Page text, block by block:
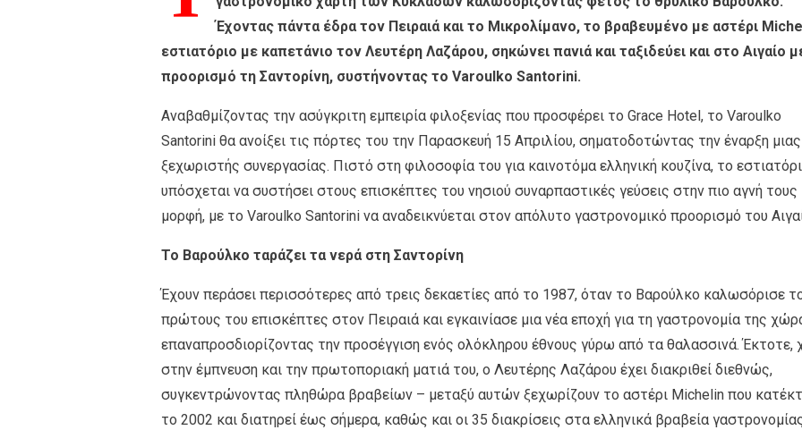
Έχοντας πάντα έδρα τον Πειραιά και το Μικρολίμανο, το βραβευμένο με αστέρι
εστιατόριο με καπετάνιο τον Λευτέρη Λαζάρου, σηκώνει πανιά και ταξιδεύει και στο Αιγαίο
προορισμό τη Σαντορίνη, συστήνοντας το Varoulko Santorini.
Αναβαθμίζοντας την ασύγκριτη εμπειρία φιλοξενίας που προσφέρει το Grace Hotel, το Varoulko
Santorini θα ανοίξει τις πόρτες του την Παρασκευή 15 Απριλίου, σηματοδοτώντας την έναρξη μιας
ξεχωριστής συνεργασίας. Πιστό στη φιλοσοφία του για καινοτόμα ελληνική κουζίνα, το
υπόσχεται να συστήσει στους επισκέπτες του νησιού συναρπαστικές γεύσεις στην πιο αγνή τους
μορφή, με το Varoulko Santorini να αναδεικνύεται στον απόλυτο γαστρονομικό προορισμό του
Το Βαρούλκο ταράζει τα νερά στη Σαντορίνη
Έχουν περάσει περισσότερες από τρεις δεκαετίες από το 1987, όταν το Βαρούλκο καλωσόρισε
πρώτους του επισκέπτες στον Πειραιά και εγκαινίασε μια νέα εποχή για τη γαστρονομία της
επαναπροσδιορίζοντας την προσέγγιση ενός ολόκληρου έθνους γύρω από τα θαλασσινά. Έκτοτε,
στην έμπνευση και την πρωτοποριακή ματιά του, ο Λευτέρης Λαζάρου έχει διακριθεί διεθνώς,
συγκεντρώνοντας πληθώρα βραβείων – μεταξύ αυτών ξεχωρίζουν το αστέρι Michelin που
το 2002 και διατηρεί έως σήμερα, καθώς και οι 35 διακρίσεις στα ελληνικά βραβεία